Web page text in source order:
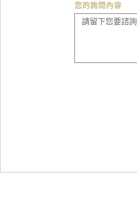
您的詢問內容